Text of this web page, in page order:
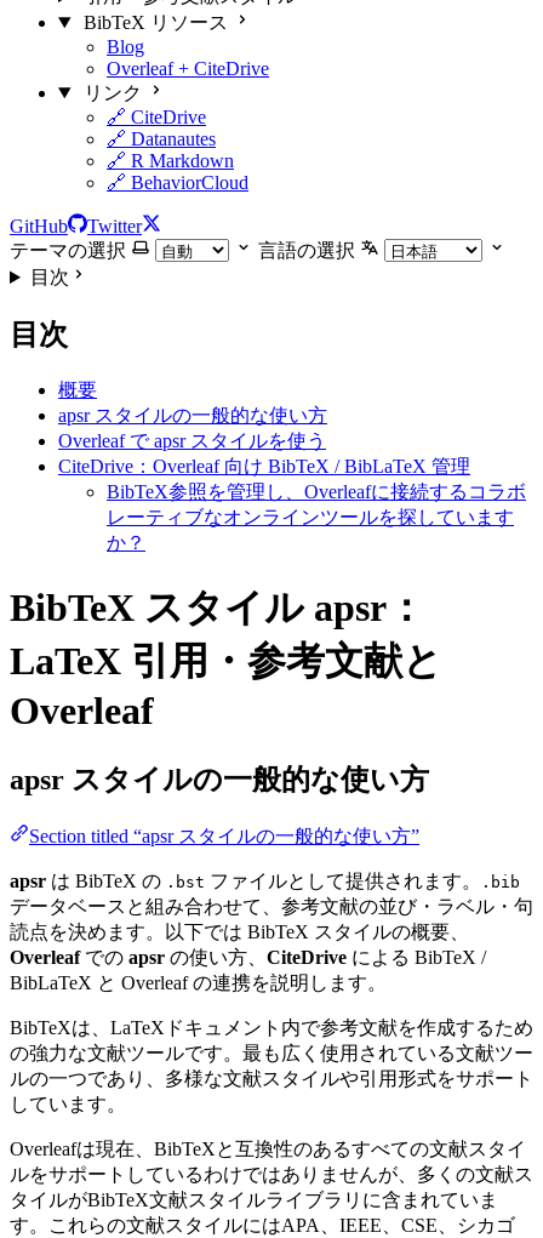
BibTeX リソース
Blog
Overleaf + CiteDrive
リンク
🔗 CiteDrive
🔗 Datanautes
🔗 R Markdown
🔗 BehaviorCloud
GitHub
Twitter
テーマの選択
言語の選択
目次
目次
概要
apsr スタイルの一般的な使い方
Overleaf で apsr スタイルを使う
CiteDrive：Overleaf 向け BibTeX / BibLaTeX 管理
BibTeX参照を管理し、Overleafに接続するコラボ
レーティブなオンラインツールを探しています
か？
BibTeX スタイル apsr：
LaTeX 引用・参考文献と
Overleaf
apsr スタイルの一般的な使い方
Section titled “apsr スタイルの一般的な使い方”
apsr は BibTeX の .bst ファイルとして提供されます。 .bib
データベースと組み合わせて、参考文献の並び・ラベル・句
読点を決めます。以下では BibTeX スタイルの概要、
Overleafでの apsr の使い方、 CiteDrive による BibTeX /
BibLaTeX と Overleaf の連携を説明します。
BibTeXは、LaTeXドキュメント内で参考文献を作成するため
の強力な文献ツールです。最も広く使用されている文献ツー
ルの一つであり、多様な文献スタイルや引用形式をサポート
しています。
Overleafは現在、BibTeXと互換性のあるすべての文献スタイ
ルをサポートしているわけではありませんが、多くの文献ス
タイルがBibTeX文献スタイルライブラリに含まれていま
す。これらの文献スタイルにはAPA、IEEE、CSE、シカゴ